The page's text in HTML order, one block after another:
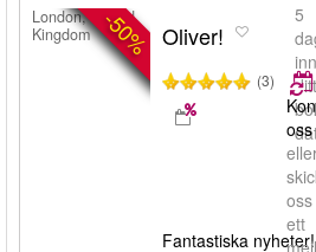
5
ditt
-50%
London, United
Kingdom
Oliver!
(3)
oss
oss
ett
mejl
Fantastiska